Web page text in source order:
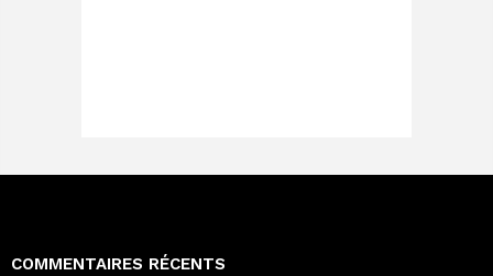
COMMENTAIRES RÉCENTS